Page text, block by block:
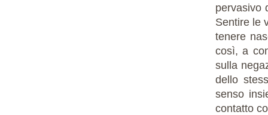
pervasivo
Sentire le
tenere
così, a
sulla
dello
senso
contatto